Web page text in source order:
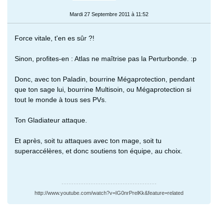
Mardi 27 Septembre 2011 à 11:52
Force vitale, t'en es sûr ?!
Sinon, profites-en : Atlas ne maîtrise pas la Perturbonde. :p
Donc, avec ton Paladin, bourrine Mégaprotection, pendant
que ton sage lui, bourrine Multisoin, ou Mégaprotection si
tout le monde à tous ses PVs.
Ton Gladiateur attaque.
Et après, soit tu attaques avec ton mage, soit tu
superaccélères, et donc soutiens ton équipe, au choix.
http://www.youtube.com/watch?v=IG0nrPrelKk&feature=related